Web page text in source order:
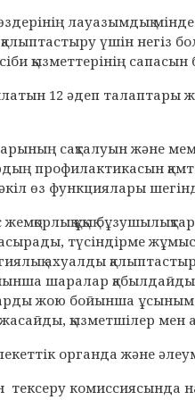
лауазымдық
үшін
қызметтерінің
12 әдеп талаптары
сақталуын және
профилактикасын
өз функциялары
құқық
түсіндірме
ахуалды
шаралар
жою бойынша
қызметшілер мен
органда және
тексеру комиссиясында